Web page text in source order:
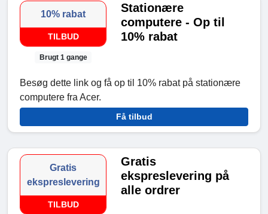
10% rabat
TILBUD
Brugt 1 gange
Stationære
computere - Op til
10% rabat
Besøg dette link og få op til 10% rabat på stationære
computere fra Acer.
Få tilbud
Gratis
ekspreslevering
TILBUD
Gratis
ekspreslevering på
alle ordrer